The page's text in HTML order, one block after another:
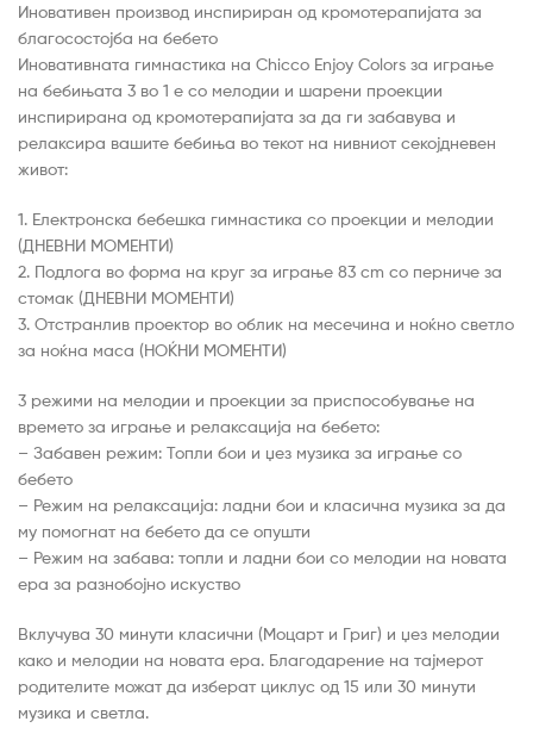
Иновативен производ инспириран од кромотерапијата за
благосостојба на бебето
Иновативната гимнастика на Chicco Enjoy Colors за играње
на бебињата 3 во 1 е со мелодии и шарени проекции
инспирирана од кромотерапијата за да ги забавува и
релаксира вашите бебиња во текот на нивниот секојдневен
живот:
1. Електронска бебешка гимнастика со проекции и мелодии
(ДНЕВНИ МОМЕНТИ)
2. Подлога во форма на круг за играње 83 cm со перниче за
стомак (ДНЕВНИ МОМЕНТИ)
3. Отстранлив проектор во облик на месечина и ноќно светло
за ноќна маса (НОЌНИ МОМЕНТИ)
3 режими на мелодии и проекции за приспособување на
времето за играње и релаксација на бебето:
– Забавен режим: Топли бои и џез музика за играње со
бебето
– Режим на релаксација: ладни бои и класична музика за да
му помогнат на бебето да се опушти
– Режим на забава: топли и ладни бои со мелодии на новата
ера за разнобојно искуство
Вклучува 30 минути класични (Моцарт и Григ) и џез мелодии
како и мелодии на новата ера. Благодарение на тајмерот
родителите можат да изберат циклус од 15 или 30 минути
музика и светла.